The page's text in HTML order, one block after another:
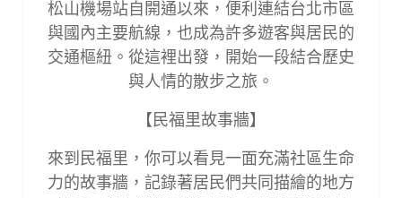
松山機場站自開通以來，便利連結台北市區
與國內主要航線，也成為許多遊客與居民的
交通樞紐。從這裡出發，開始一段結合歷史
與人情的散步之旅。
【民福里故事牆】
來到民福里，你可以看見一面充滿社區生命
力的故事牆，記錄著居民們共同描繪的地方